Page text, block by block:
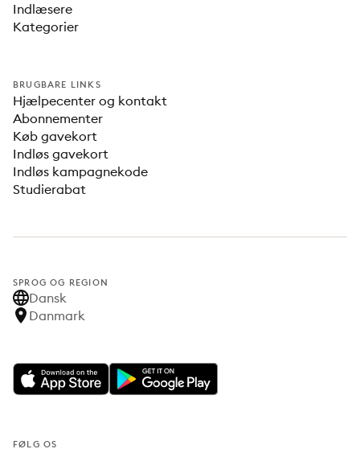
Indlæsere
Kategorier
BRUGBARE LINKS
Hjælpecenter og kontakt
Abonnementer
Køb gavekort
Indløs gavekort
Indløs kampagnekode
Studierabat
SPROG OG REGION
Dansk
Danmark
FØLG OS